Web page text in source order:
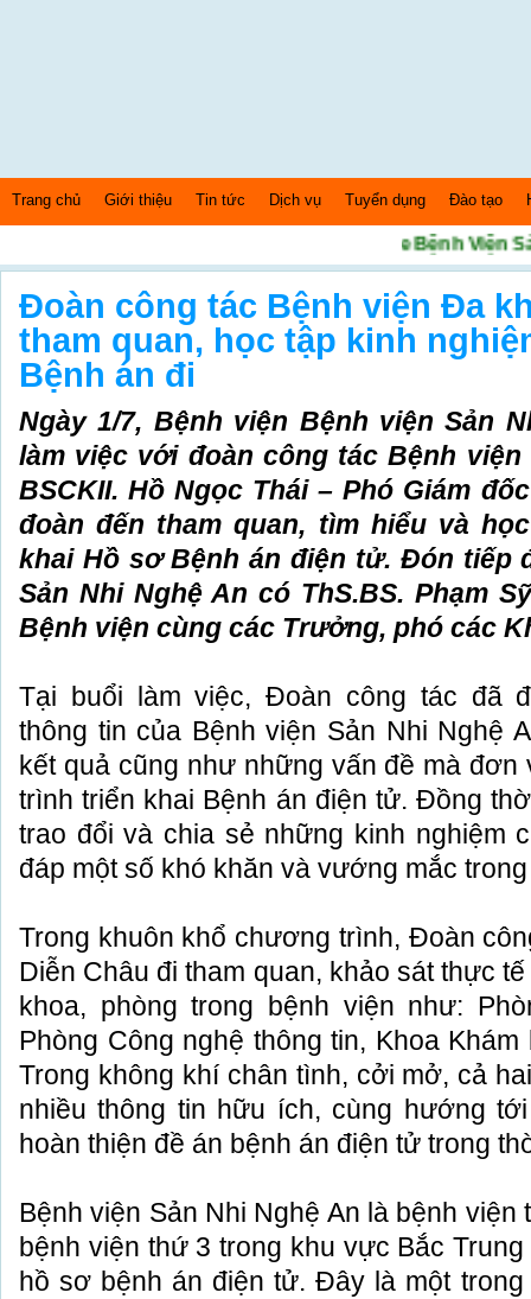
Trang chủ Giới thiệu Tin tức Dịch vụ Tuyển dụng Đào tạo
Chào mừng bạn đến với Website Bệnh Viện Sản
Đoàn công tác Bệnh viện Đa
tham quan, học tập kinh
Bệnh án đi
Ngày 1/7, Bệnh viện Bệnh viện Sản
làm việc với đoàn công tác Bệnh
BSCKII. Hồ Ngọc Thái – Phó Giám
đoàn đến tham quan, tìm hiểu và
khai Hồ sơ Bệnh án điện tử. Đón tiếp
Sản Nhi Nghệ An có ThS.BS. Phạm
Bệnh viện cùng các Trưởng, phó các
Tại buổi làm việc, Đoàn công tác đã
thông tin của Bệnh viện Sản Nhi Nghệ
kết quả cũng như những vấn đề mà đơn
trình triển khai Bệnh án điện tử. Đồng
trao đổi và chia sẻ những kinh nghiệm
đáp một số khó khăn và vướng mắc
Trong khuôn khổ chương trình, Đoàn
Diễn Châu đi tham quan, khảo sát thực
khoa, phòng trong bệnh viện như:
Phòng Công nghệ thông tin, Khoa
Trong không khí chân tình, cởi mở, cả
nhiều thông tin hữu ích, cùng hướng
hoàn thiện đề án bệnh án điện tử trong
Bệnh viện Sản Nhi Nghệ An là bệnh
bệnh viện thứ 3 trong khu vực Bắc
hồ sơ bệnh án điện tử. Đây là một